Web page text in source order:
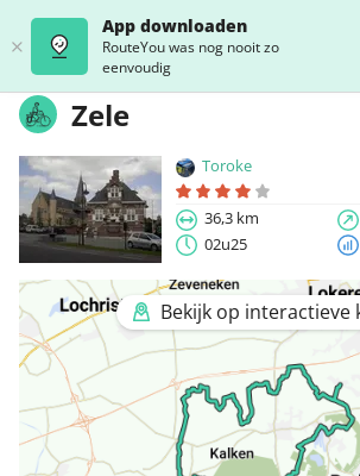
App downloaden
RouteYou was nog nooit zo
eenvoudig
Zele
Toroke
36,3 km
02u25
Bekijk op interactieve